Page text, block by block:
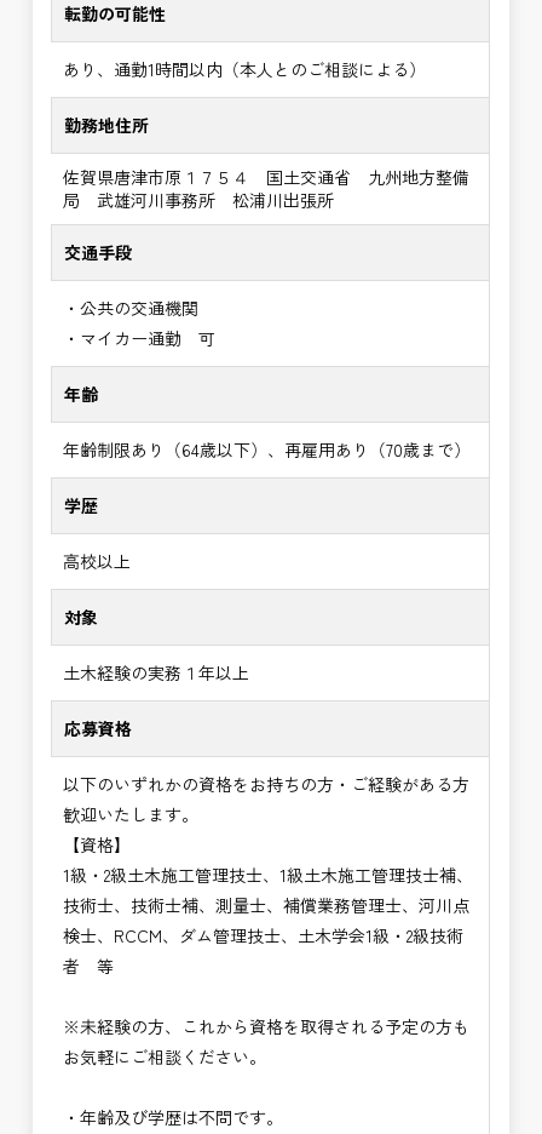
転勤の可能性
あり、通勤1時間以内（本人とのご相談による）
勤務地住所
佐賀県唐津市原１７５４ 国土交通省 九州地方整備
局 武雄河川事務所 松浦川出張所
交通手段
・公共の交通機関
・マイカー通勤 可
年齢
年齢制限あり（64歳以下）、再雇用あり（70歳まで）
学歴
高校以上
対象
土木経験の実務１年以上
応募資格
以下のいずれかの資格をお持ちの方・ご経験がある方
歓迎いたします。
【資格】
1級・2級土木施工管理技士、1級土木施工管理技士補、
技術士、技術士補、測量士、補償業務管理士、河川点
検士、RCCM、ダム管理技士、土木学会1級・2級技術
者 等
※未経験の方、これから資格を取得される予定の方も
お気軽にご相談ください。
・年齢及び学歴は不問です。